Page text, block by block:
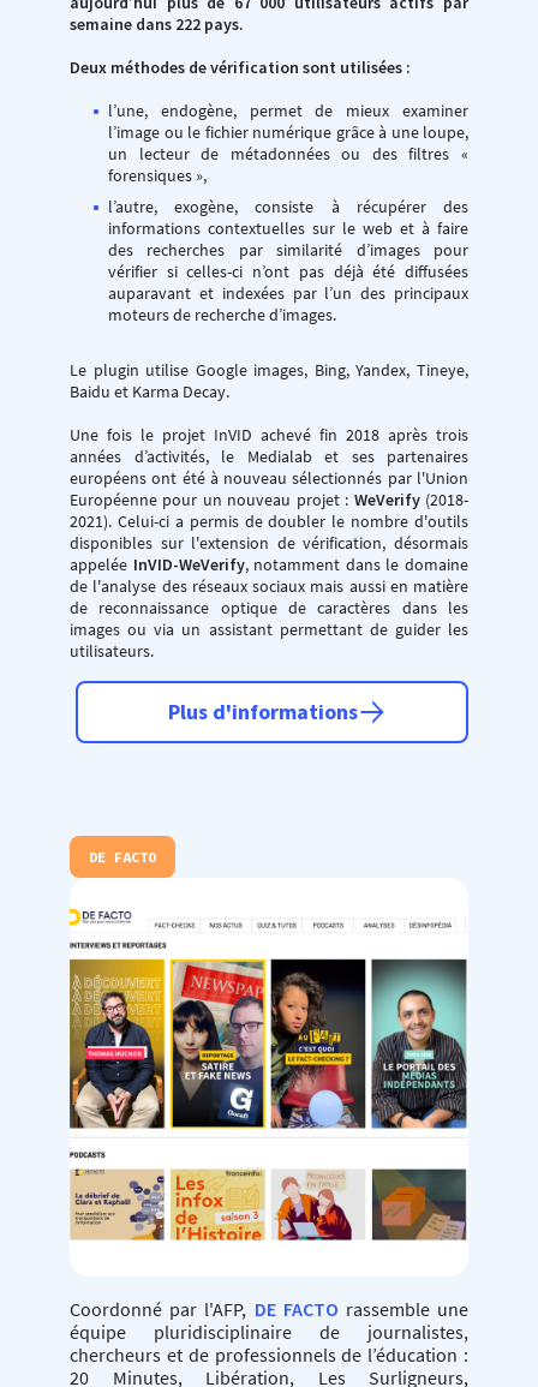
semaine dans 222 pays.
Deux méthodes de vérification sont utilisées :
l’une, endogène, permet de mieux examiner
l’image ou le fichier numérique grâce à une loupe,
un lecteur de métadonnées ou des filtres «
forensiques »,
l’autre, exogène, consiste à récupérer des
informations contextuelles sur le web et à faire
des recherches par similarité d’images pour
vérifier si celles-ci n’ont pas déjà été diffusées
auparavant et indexées par l’un des principaux
moteurs de recherche d’images.
Le plugin utilise Google images, Bing, Yandex, Tineye,
Baidu et Karma Decay.
Une fois le projet InVID achevé fin 2018 après trois
années d’activités, le Medialab et ses partenaires
européens ont été à nouveau sélectionnés par l'Union
Européenne pour un nouveau projet : WeVerify (2018-
2021). Celui-ci a permis de doubler le nombre d'outils
disponibles sur l'extension de vérification, désormais
appelée InVID-WeVerify, notamment dans le domaine
de l'analyse des réseaux sociaux mais aussi en matière
de reconnaissance optique de caractères dans les
images ou via un assistant permettant de guider les
utilisateurs.
Plus d'informations
DE FACTO
Coordonné par l'AFP, DE FACTO rassemble une
équipe pluridisciplinaire de journalistes,
chercheurs et de professionnels de l’éducation :
20 Minutes, Libération, Les Surligneurs,